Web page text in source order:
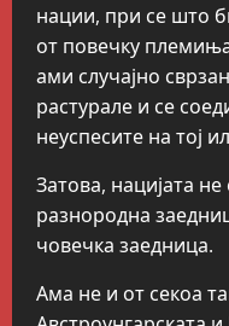
нации, при се што
от повечку
ами случајно
растурале и се
неуспесите на тој
Затова, нацијата не
разнородна
човечка заедница.
Ама не и от секоа